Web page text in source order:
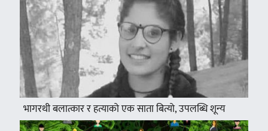
भागरथी बलात्कार र हत्याको एक साता बित्यो, उपलब्धि शून्य